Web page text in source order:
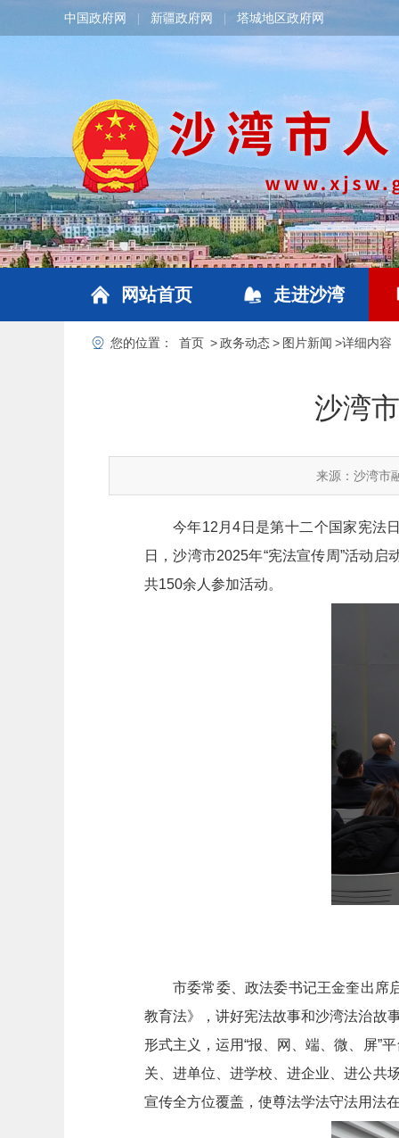
中国政府网 新疆政府网 塔城地区政府网
网站首页 走进沙湾
您的位置： 首页 >政务动态> 图片新闻 >详细内容
沙湾
来源：沙湾市
今年12月4日是第十二个国家宪法
日，沙湾市2025年“宪法宣传周”活动
共150余人参加活动。
市委常委、政法委书记王金奎出席
教育法》，讲好宪法故事和沙湾法治故
形式主义，运用“报、网、端、微、屏”
关、进单位、进学校、进企业、进公共
宣传全方位覆盖，使尊法学法守法用法